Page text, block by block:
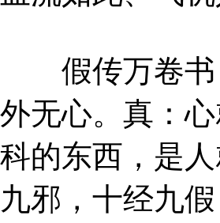
假传万卷书
外无心。真：
科的东西，是
九邪，十经九